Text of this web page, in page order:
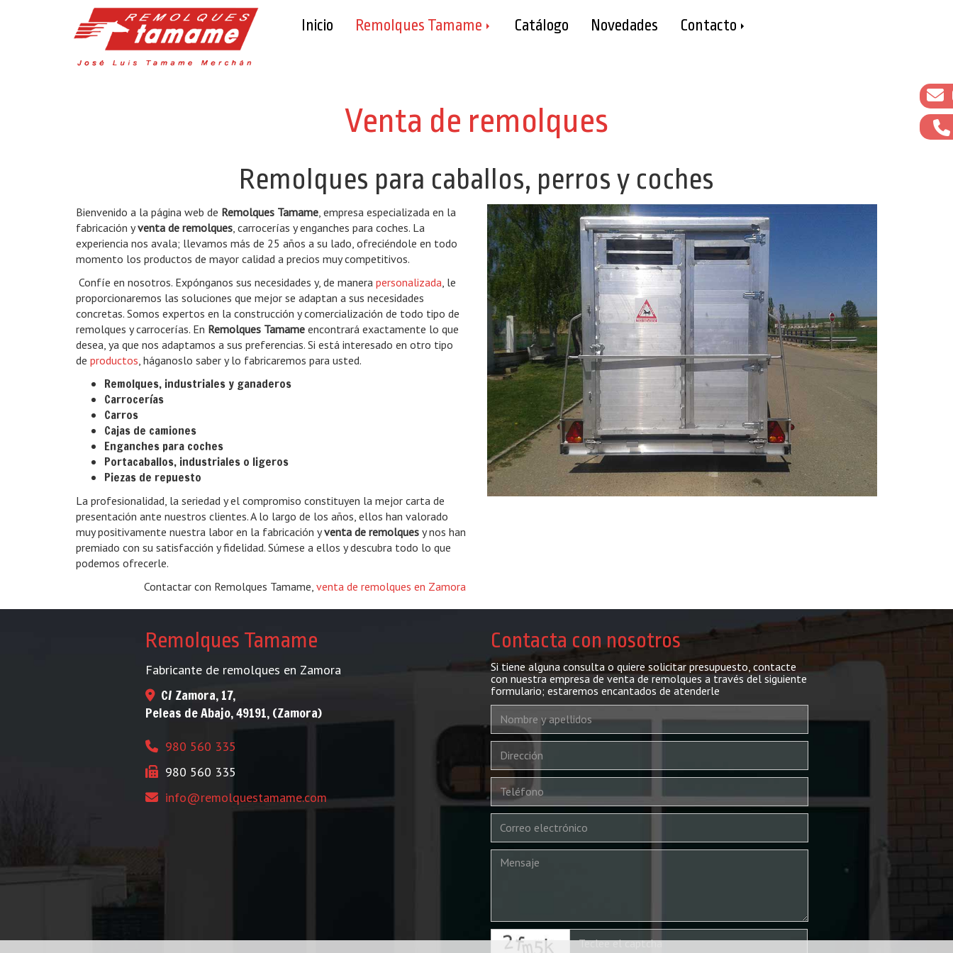
Inicio Remolques Tamame Catálogo Novedades Contacto
Venta de remolques
Remolques para caballos, perros y coches
Bienvenido a la página web de Remolques Tamame , empresa especializada en la
fabricación yventa de remolques , carrocerías y enganches para coches. La
experiencia nos avala; llevamos más de 25 años a su lado, ofreciéndole en todo
momento los productos de mayor calidad a precios muy competitivos.
Confíe en nosotros. Expónganos sus necesidades y, de manera personalizada , le
proporcionaremos las soluciones que mejor se adaptan a sus necesidades
concretas. Somos expertos en la construcción y comercialización de todo tipo de
remolques y carrocerías. En Remolques Tamame encontrará exactamente lo que
desea, ya que nos adaptamos a sus preferencias. Si está interesado en otro tipo
de productos , háganoslo saber y lo fabricaremos para usted.
Remolques, industriales y ganaderos
Carrocerías
Carros
Cajas de camiones
Enganches para coches
Portacaballos, industriales o ligeros
Piezas de repuesto
La profesionalidad, la seriedad y el compromiso constituyen la mejor carta de
presentación ante nuestros clientes. A lo largo de los años, ellos han valorado
muy positivamente nuestra labor en la fabricación yventa de remolques y nos han
premiado con su satisfacción y fidelidad. Súmese a ellos y descubra todo lo que
podemos ofrecerle.
Contactar con Remolques Tamame, venta de remolques en Zamora
Remolques Tamame
Fabricante de remolques en Zamora
C/ Zamora, 17,
Peleas de Abajo,49191,(Zamora)
980 560 335
980 560 335
info
remolquestamame.com
Contacta con nosotros
Si tiene alguna consulta o quiere solicitar presupuesto, contacte
con nuestra empresa de venta de remolques a través del siguiente
formulario; estaremos encantados de atenderle